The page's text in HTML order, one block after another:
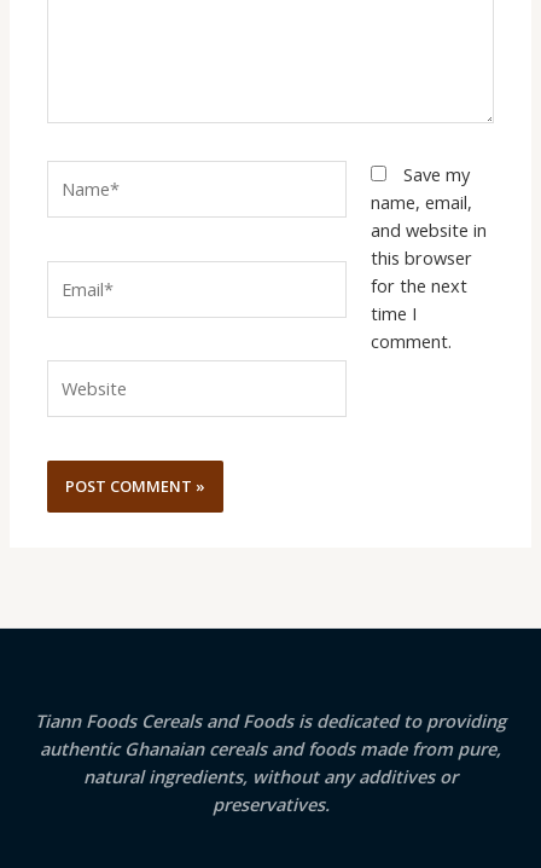
Save my
name, email,
and website in
this browser
for the next
time I
comment.
Tiann Foods Cereals and Foods is dedicated to providing
authentic Ghanaian cereals and foods made from pure,
natural ingredients, without any additives or
preservatives.